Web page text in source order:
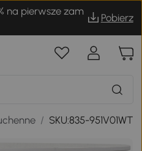
na pierwsze zam
Pobierz
/ SKU:835-951V01WT